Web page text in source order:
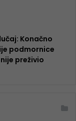
Konačno
podmornice
preživio